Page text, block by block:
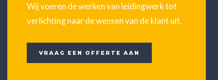
Wij voeren de werken van leidingwerk tot
verlichting naar de wensen van de klant uit.
VRAAG EEN OFFERTE AAN